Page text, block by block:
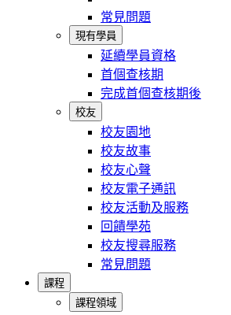
常見問題
現有學員
延續學員資格
首個查核期
完成首個查核期後
校友
校友園地
校友故事
校友心聲
校友電子通訊
校友活動及服務
回饋學苑
校友搜尋服務
常見問題
課程
課程領域